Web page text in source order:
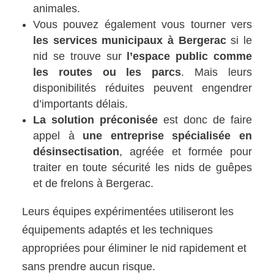
animales.
Vous pouvez également vous tourner vers
les services municipaux à Bergeracsi le
nid se trouve sur
l’espace public comme
les routes ou les parcs. Mais leurs
disponibilités réduites peuvent engendrer
d’importants délais.
La solution préconisée est donc de faire
appel à une entreprise spécialisée en
désinsectisation, agréée et formée pour
traiter en toute sécurité les nids de guêpes
et de frelons à Bergerac.
Leurs équipes expérimentées utiliseront les
équipements adaptés et les techniques
appropriées pour éliminer le nid rapidement et
sans prendre aucun risque.